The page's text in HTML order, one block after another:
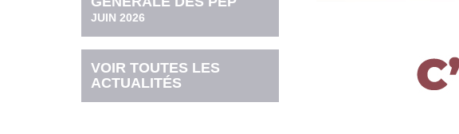
JUIN 2026
VOIR TOUTES LES
ACTUALITÉS